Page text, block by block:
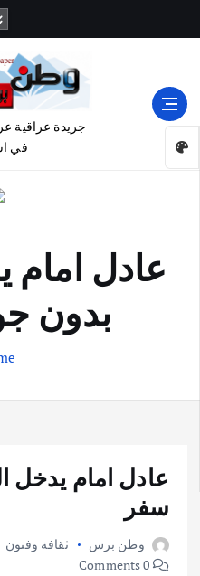
جريدة عراقية
في
عادل امام
بدون
عادل امام يدخل
سفر
وطن برس ثقافة وفنون